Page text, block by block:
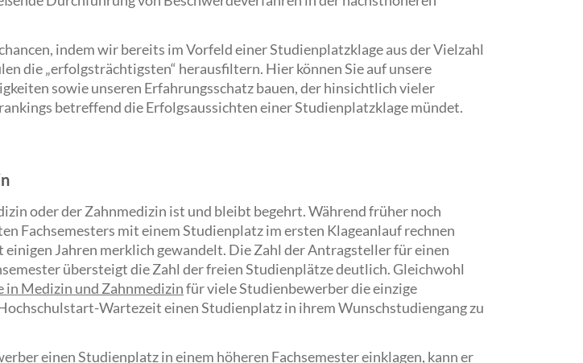
indem wir bereits im Vorfeld einer Studienplatzklage aus der Vielzahl
die „erfolgsträchtigsten“ herausfiltern. Hier können Sie auf unsere
sowie unseren Erfahrungsschatz bauen, der hinsichtlich vieler
betreffend die Erfolgsaussichten einer Studienplatzklage mündet.
oder der Zahnmedizin ist und bleibt begehrt. Während früher noch
Fachsemesters mit einem Studienplatz im ersten Klageanlauf rechnen
einigen Jahren merklich gewandelt. Die Zahl der Antragsteller für einen
übersteigt die Zahl der freien Studienplätze deutlich. Gleichwohl
in Medizin und Zahnmedizinfür viele Studienbewerber die einzige
Wartezeit einen Studienplatz in ihrem Wunschstudiengang zu
einen Studienplatz in einem höheren Fachsemester einklagen, kann er